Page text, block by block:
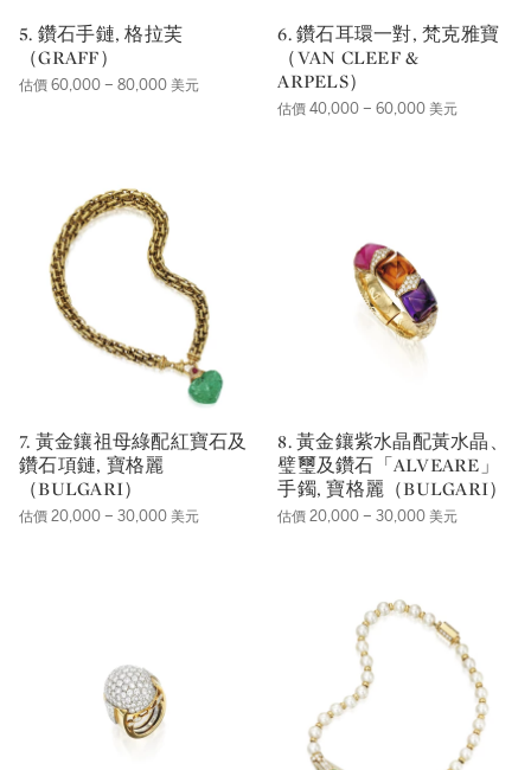
5. 鑽石手鏈, 格拉芙
（GRAFF）
估價 60,000 – 80,000 美元
6. 鑽石耳環一對, 梵克雅寶
（VAN CLEEF &
ARPELS）
估價 40,000 – 60,000 美元
7. 黃金鑲祖母綠配紅寶石及
鑽石項鏈, 寶格麗
（BULGARI）
估價 20,000 – 30,000 美元
8. 黃金鑲紫水晶配黃水晶、
璧璽及鑽石「ALVEARE」
手鐲, 寶格麗（BULGARI）
估價 20,000 – 30,000 美元